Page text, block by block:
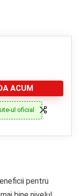
ACUM
ul oficial
pentru